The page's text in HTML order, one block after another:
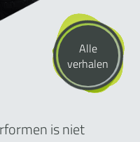
Alle
verhalen
is niet